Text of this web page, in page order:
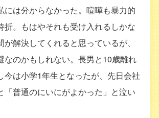
には分からなかった。喧嘩も暴力的
折。もはやそれも受け入れるしかな
解決してくれると思っているが、
なのかもしれない。長男と10歳離れ
今は小学1年生となったが、先日会社
「普通のにいにがよかった」と泣い